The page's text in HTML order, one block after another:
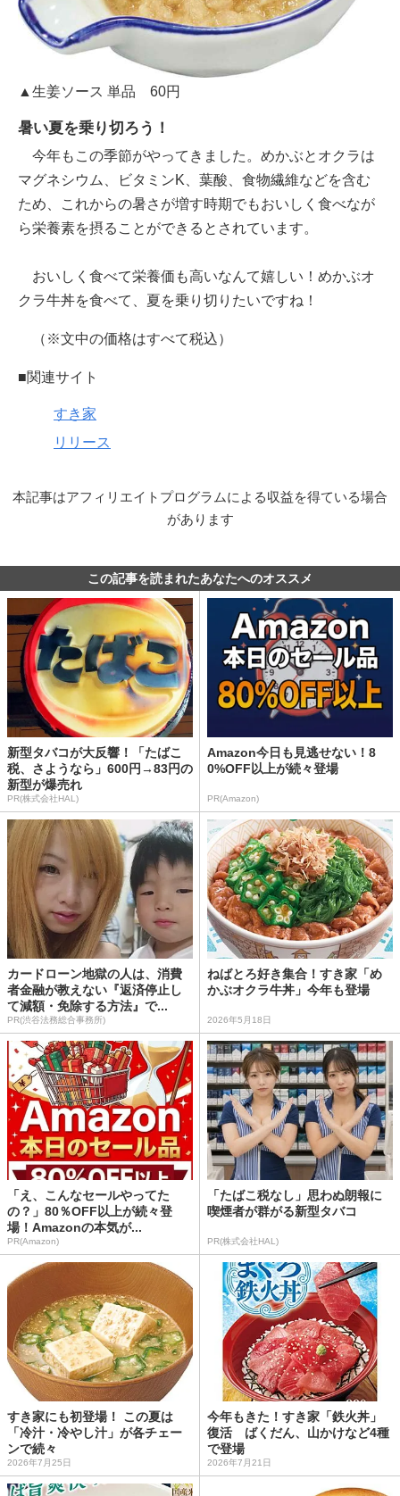
▲生姜ソース 単品 60円
暑い夏を乗り切ろう！
今年もこの季節がやってきました。めかぶとオクラは
マグネシウム、ビタミンK、葉酸、食物繊維などを含む
ため、これからの暑さが増す時期でもおいしく食べなが
ら栄養素を摂ることができるとされています。
おいしく食べて栄養価も高いなんて嬉しい！めかぶオ
クラ牛丼を食べて、夏を乗り切りたいですね！
（※文中の価格はすべて税込）
■関連サイト
すき家
リリース
本記事はアフィリエイトプログラムによる収益を得ている場合
があります
この記事を読まれたあなたへのオススメ
新型タバコが大反響！「たばこ
税、さようなら」600円→83円の
新型が爆売れ
PR(株式会社HAL)
Amazon今日も見逃せない！8
0%OFF以上が続々登場
PR(Amazon)
カードローン地獄の人は、消費
者金融が教えない『返済停止し
て減額・免除する方法』で...
PR(渋谷法務総合事務所)
ねばとろ好き集合！すき家「め
かぶオクラ牛丼」今年も登場
2026年5月18日
「え、こんなセールやってた
の？」80％OFF以上が続々登
場！Amazonの本気が...
PR(Amazon)
「たばこ税なし」思わぬ朗報に
喫煙者が群がる新型タバコ
PR(株式会社HAL)
すき家にも初登場！ この夏は
「冷汁・冷やし汁」が各チェー
ンで続々
2026年7月25日
今年もきた！すき家「鉄火丼」
復活 ばくだん、山かけなど4種
で登場
2026年7月21日